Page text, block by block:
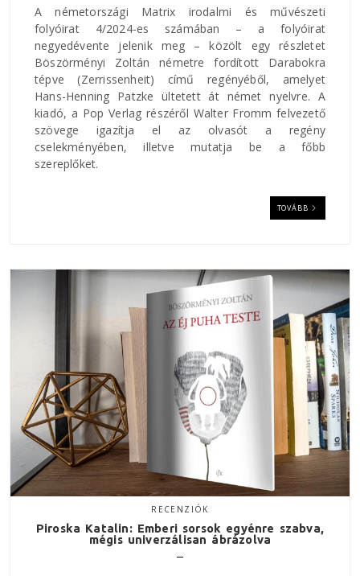
A németországi Matrix irodalmi és művészeti
folyóirat 4/2024-es számában – a folyóirat
negyedévente jelenik meg – közölt egy részletet
Böszörményi Zoltán németre fordított Darabokra
tépve (Zerrissenheit) című regényéből, amelyet
Hans-Henning Patzke ültetett át német nyelvre. A
kiadó, a Pop Verlag részéről Walter Fromm felvezető
szövege igazítja el az olvasót a regény
cselekményében, illetve mutatja be a főbb
szereplőket.
TOVÁBB
RECENZIÓK
Piroska Katalin: Emberi sorsok egyénre szabva,
mégis univerzálisan ábrázolva